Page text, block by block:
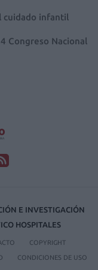
cuidado infantil
Congreso Nacional
E INVESTIGACIÓN
HOSPITALES
COPYRIGHT
CONDICIONES DE USO